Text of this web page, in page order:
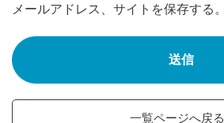
メールアドレス、サイトを保存する。
一覧ページへ戻る